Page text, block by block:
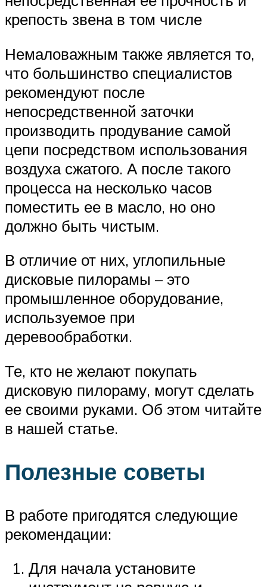
крепость звена в том числе
Немаловажным также является то,
что большинство специалистов
рекомендуют после
непосредственной заточки
производить продувание самой
цепи посредством использования
воздуха сжатого. А после такого
процесса на несколько часов
поместить ее в масло, но оно
должно быть чистым.
В отличие от них, углопильные
дисковые пилорамы – это
промышленное оборудование,
используемое при
деревообработки.
Те, кто не желают покупать
дисковую пилораму, могут сделать
ее своими руками. Об этом читайте
в нашей статье.
Полезные советы
В работе пригодятся следующие
рекомендации:
Для начала установите